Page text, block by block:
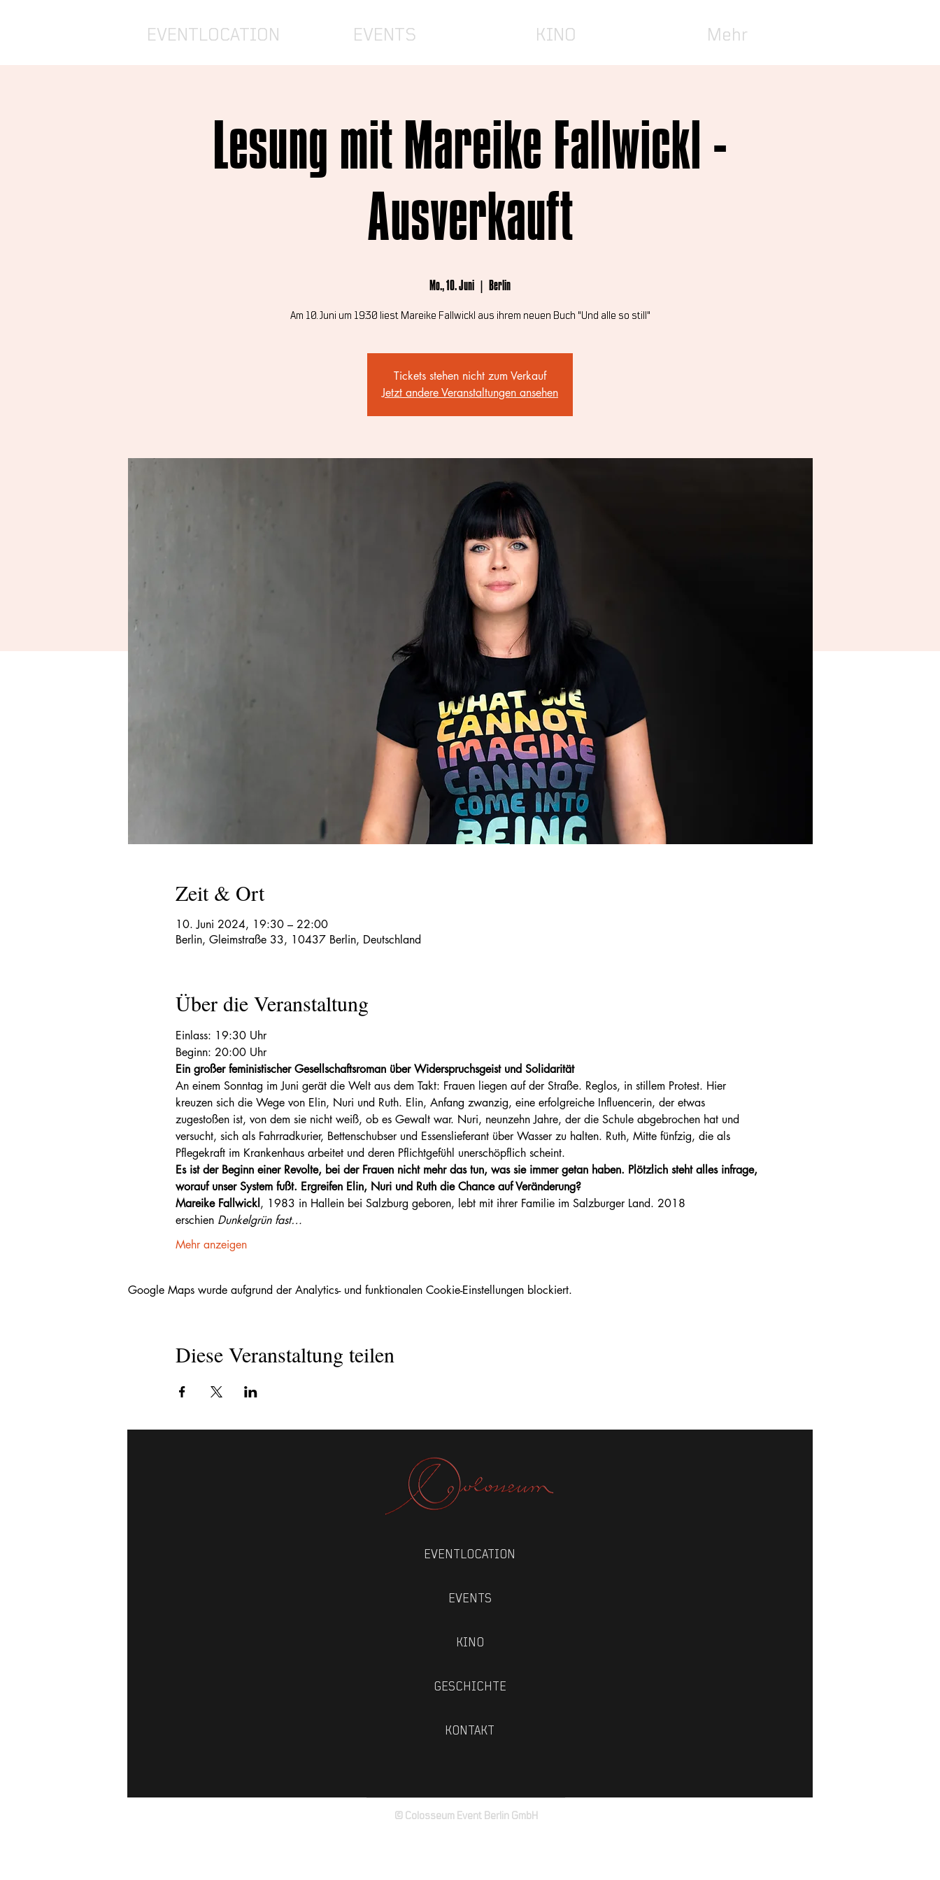
EVENTLOCATION EVENTS KINO Mehr
Lesung mit Mareike Fallwickl -
Ausverkauft
Mo., 10. Juni
  |
Berlin
Am 10. Juni um 19:30 liest Mareike Fallwickl aus ihrem neuen Buch "Und alle so still"
Tickets stehen nicht zum Verkauf
Jetzt andere Veranstaltungen ansehen
Zeit & Ort
10. Juni 2024, 19:30 – 22:00
Berlin, Gleimstraße 33, 10437 Berlin, Deutschland
Über die Veranstaltung
Einlass: 19:30 Uhr
Beginn: 20:00 Uhr
Ein großer feministischer Gesellschaftsroman über Widerspruchsgeist und Solidarität
An einem Sonntag im Juni gerät die Welt aus dem Takt: Frauen liegen auf der Straße. Reglos, in stillem Protest. Hier
kreuzen sich die Wege von Elin, Nuri und Ruth. Elin, Anfang zwanzig, eine erfolgreiche Influencerin, der etwas
zugestoßen ist, von dem sie nicht weiß, ob es Gewalt war. Nuri, neunzehn Jahre, der die Schule abgebrochen hat und
versucht, sich als Fahrradkurier, Bettenschubser und Essenslieferant über Wasser zu halten. Ruth, Mitte fünfzig, die als
Pflegekraft im Krankenhaus arbeitet und deren Pflichtgefühl unerschöpflich scheint.
Es ist der Beginn einer Revolte, bei der Frauen nicht mehr das tun, was sie immer getan haben. Plötzlich steht alles infrage,
worauf unser System fußt. Ergreifen Elin, Nuri und Ruth die Chance auf Veränderung?
Mareike Fallwickl , 1983 in Hallein bei Salzburg geboren, lebt mit ihrer Familie im Salzburger Land. 2018
erschien Dunkelgrün fast…
Mehr anzeigen
Google Maps wurde aufgrund der Analytics- und funktionalen Cookie-Einstellungen blockiert.
Diese Veranstaltung teilen
EVENTLOCATION
EVENTS
KINO
GESCHICHTE
KONTAKT
© Colosseum Event Berlin GmbH